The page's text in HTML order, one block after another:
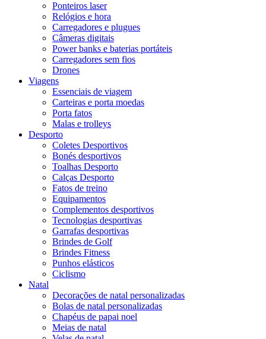
Ponteiros laser
Relógios e hora
Carregadores e plugues
Câmeras digitais
Power banks e baterias portáteis
Carregadores sem fios
Drones
Viagens
Essenciais de viagem
Carteiras e porta moedas
Porta fatos
Malas e trolleys
Desporto
Coletes Desportivos
Bonés desportivos
Toalhas Desporto
Calças Desporto
Fatos de treino
Equipamentos
Complementos desportivos
Tecnologias desportivas
Garrafas desportivas
Brindes de Golf
Brindes Fitness
Punhos elásticos
Ciclismo
Natal
Decorações de natal personalizadas
Bolas de natal personalizadas
Chapéus de papai noel
Meias de natal